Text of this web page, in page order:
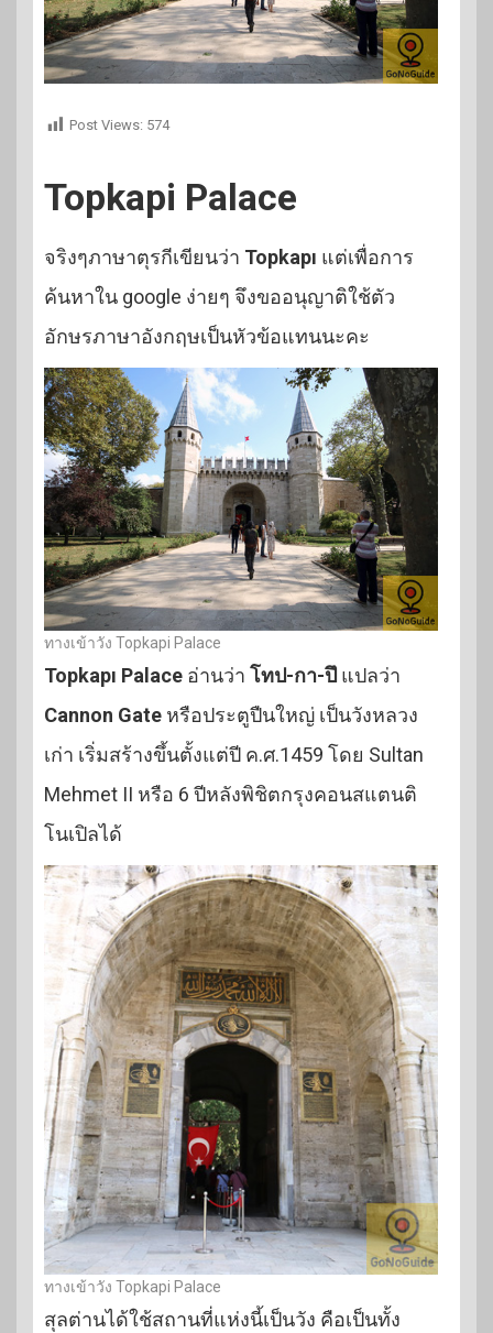
Post Views: 574
Topkapi Palace
จริงๆภาษาตุรกีเขียนว่า Topkapı แต่เพื่อการ
ค้นหาใน google ง่ายๆ จึงขออนุญาติใช้ตัว
อักษรภาษาอังกฤษเป็นหัวข้อแทนนะคะ
ทางเข้าวัง Topkapi Palace
Topkapı Palace อ่านว่า โทป-กา-ปึ แปลว่า
Cannon Gate หรือประตูปืนใหญ่ เป็นวังหลวง
เก่า เริ่มสร้างขึ้นตั้งแต่ปี ค.ศ.1459 โดย Sultan
Mehmet II หรือ 6 ปีหลังพิชิตกรุงคอนสแตนติ
โนเปิลได้
ทางเข้าวัง Topkapi Palace
สุลต่านได้ใช้สถานที่แห่งนี้เป็นวัง คือเป็นทั้ง